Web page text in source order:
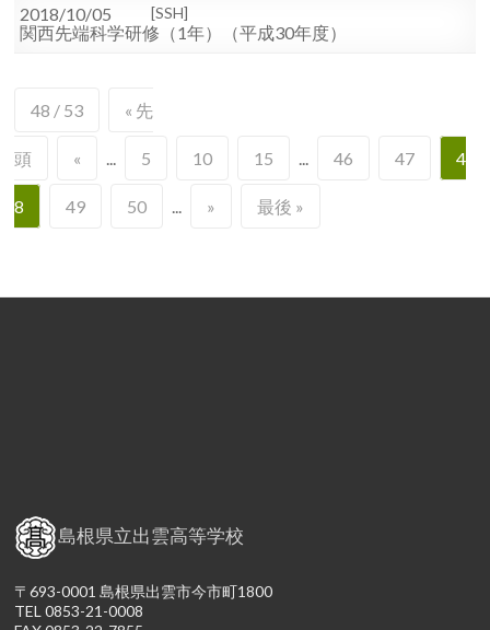
2018/10/05 SSH
関西先端科学研修（1年）（平成30年度）
48 / 53 « 先
頭 « ... 5 10 15 ... 46 47 4
8 49 50 ... » 最後 »
島根県立出雲高等学校
〒693-0001 島根県出雲市今市町1800
TEL 0853-21-0008